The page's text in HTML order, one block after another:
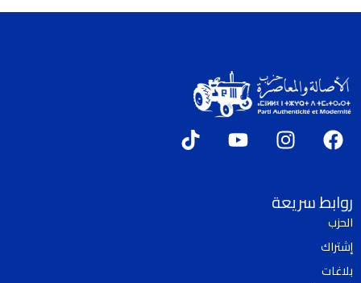
F
a
b
o
o
k
I
n
a
Y
o
T
i
روابط سريعة
الحزب
إشتراك
بلاغات